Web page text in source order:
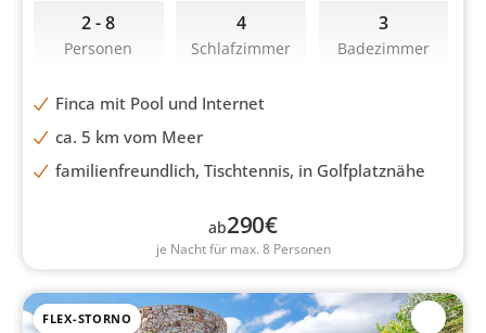
2 - 8
Personen
4
Schlafzimmer
3
Badezimmer
Finca mit Pool und Internet
ca. 5 km vom Meer
familienfreundlich, Tischtennis, in Golfplatznähe
ab290€
je Nacht für max. 8 Personen
FLEX-STORNO